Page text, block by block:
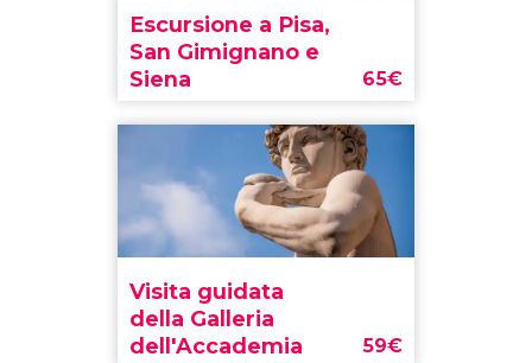
Escursione a Pisa,
San Gimignano e
Siena
65€
Visita guidata
della Galleria
dell'Accademia
59€